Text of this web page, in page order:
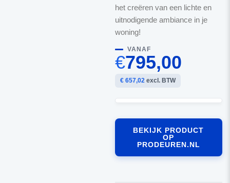
het creëren van een lichte en
uitnodigende ambiance in je
woning!
VANAF
€795,00
€ 657,02excl. BTW
BEKIJK PRODUCT
OP
PRODEUREN.NL